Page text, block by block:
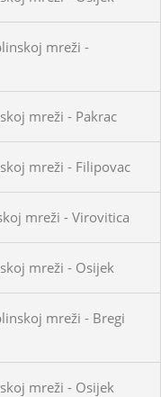
mreži -
mreži - Pakrac
mreži - Filipovac
mreži - Virovitica
mreži - Osijek
mreži - Bregi
mreži - Osijek